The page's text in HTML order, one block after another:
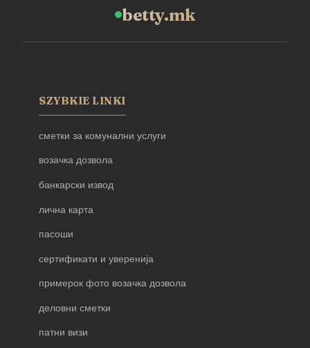
betty.mk
SZYBKIE LINKI
сметки за комунални услуги
возачка дозвола
банкарски извод
лична карта
пасоши
сертификати и уверенија
примерок фото возачка дозвола
деловни сметки
патни визи